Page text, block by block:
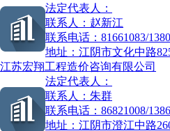
法定代表人：
联系人： 赵新江
联系电话： 81661083/
地址： 江阴市文化中路
江苏宏翔工程造价咨询有限公司
法定代表人：
联系人： 朱群
联系电话： 86821008/
地址： 江阴市澄江中路